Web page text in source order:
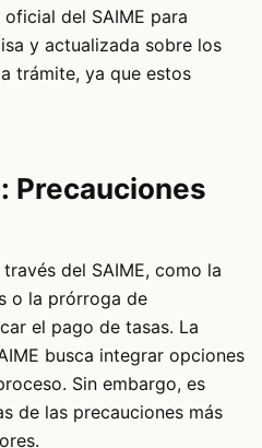
del SAIME para
y actualizada sobre los
trámite, ya que estos
Precauciones
del SAIME, como la
o la prórroga de
el pago de tasas. La
busca integrar opciones
Sin embargo, es
de las precauciones más